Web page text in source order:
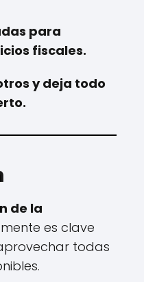
para
fiscales.
y deja todo
de la
es clave
todas